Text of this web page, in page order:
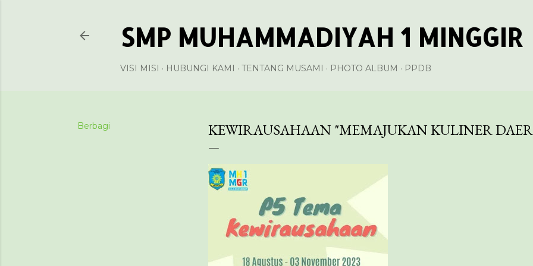
SMP MUHAMMADIYAH 1 MINGGIR
VISI MISI HUBUNGI KAMI TENTANG MUSAMI PHOTO ALBUM PPDB
Berbagi KEWIRAUSAHAAN "MEMAJUKAN KULINER